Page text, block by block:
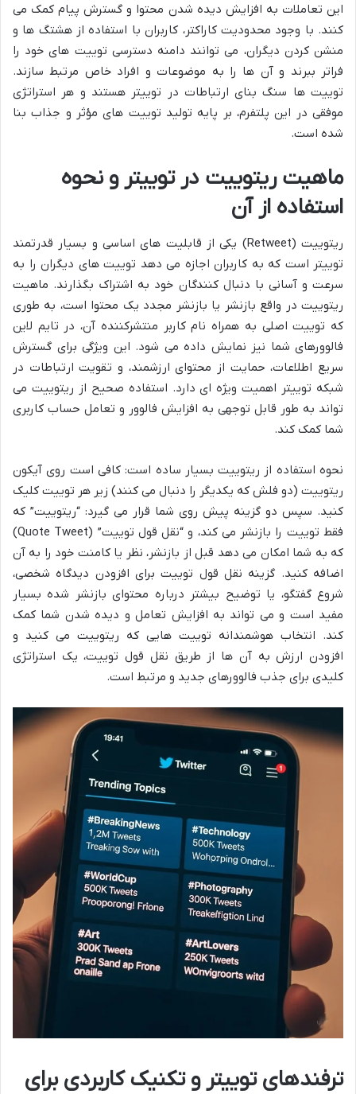
این تعاملات به افزایش دیده شدن محتوا و گسترش پیام کمک می
کنند. با وجود محدودیت کاراکتر، کاربران با استفاده از هشتگ ها و
منشن کردن دیگران، می توانند دامنه دسترسی توییت های خود را
فراتر ببرند و آن ها را به موضوعات و افراد خاص مرتبط سازند.
توییت ها سنگ بنای ارتباطات در توییتر هستند و هر استراتژی
موفقی در این پلتفرم، بر پایه تولید توییت های مؤثر و جذاب بنا
شده است.
ماهیت ریتوییت در توییتر و نحوه
استفاده از آن
ریتوییت (Retweet) یکی از قابلیت های اساسی و بسیار قدرتمند
توییتر است که به کاربران اجازه می دهد توییت های دیگران را به
سرعت و آسانی با دنبال کنندگان خود به اشتراک بگذارند. ماهیت
ریتوییت در واقع بازنشر یا بازنشر مجدد یک محتوا است، به طوری
که توییت اصلی به همراه نام کاربر منتشرکننده آن، در تایم لاین
فالوورهای شما نیز نمایش داده می شود. این ویژگی برای گسترش
سریع اطلاعات، حمایت از محتوای ارزشمند، و تقویت ارتباطات در
شبکه توییتر اهمیت ویژه ای دارد. استفاده صحیح از ریتوییت می
تواند به طور قابل توجهی به افزایش فالوور و تعامل حساب کاربری
شما کمک کند.
نحوه استفاده از ریتوییت بسیار ساده است: کافی است روی آیکون
ریتوییت (دو فلش که یکدیگر را دنبال می کنند) زیر هر توییت کلیک
کنید. سپس دو گزینه پیش روی شما قرار می گیرد: “ریتوییت” که
فقط توییت را بازنشر می کند، و “نقل قول توییت” (Quote Tweet)
که به شما امکان می دهد قبل از بازنشر، نظر یا کامنت خود را به آن
اضافه کنید. گزینه نقل قول توییت برای افزودن دیدگاه شخصی،
شروع گفتگو، یا توضیح بیشتر درباره محتوای بازنشر شده بسیار
مفید است و می تواند به افزایش تعامل و دیده شدن شما کمک
کند. انتخاب هوشمندانه توییت هایی که ریتوییت می کنید و
افزودن ارزش به آن ها از طریق نقل قول توییت، یک استراتژی
کلیدی برای جذب فالوورهای جدید و مرتبط است.
ترفندهای توییتر و تکنیک کاربردی برای